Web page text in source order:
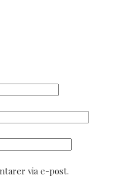
via e-post.